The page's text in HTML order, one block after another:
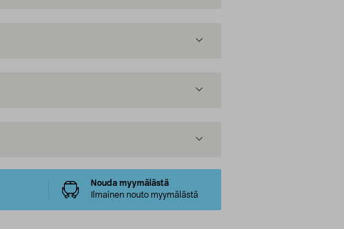
Nouda myymälästä
Ilmainen nouto myymälästä